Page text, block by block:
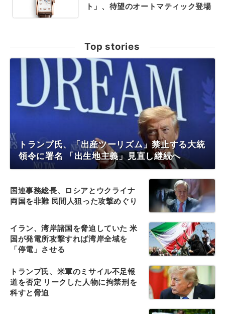
ト」、待望のオートマティック登場
Top stories
トランプ氏、「出産ツーリズム」禁止する大統
領令に署名 「出生地主義」見直し継続へ
国連事務総長、ロシアとウクライナ
両国を非難 民間人狙った攻撃めぐり
イラン、湾岸諸国を脅迫していた 米
国が発電所攻撃すれば湾岸全域を
「停電」させる
トランプ氏、米軍のミサイル不足報
道を否定 リークした人物に拘禁刑を
科すと脅迫